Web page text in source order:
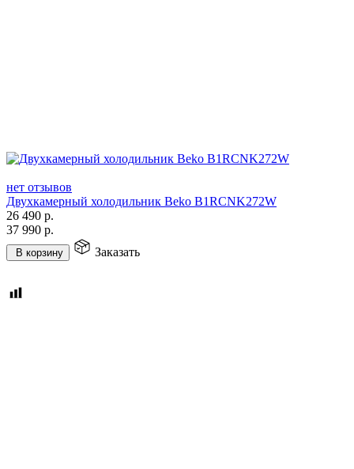
нет отзывов
Двухкамерный холодильник Beko B1RCNK272W
26 490 р.
37 990 р.
В корзину Заказать